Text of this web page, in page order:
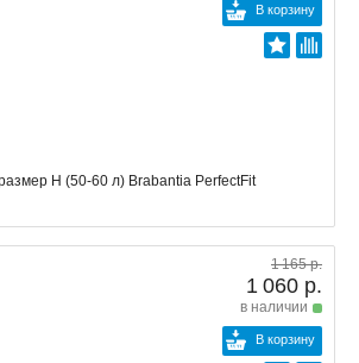
В корзину
H (50-60 л) Brabantia PerfectFit
1 165 р.
1 060 р.
в наличии
В корзину